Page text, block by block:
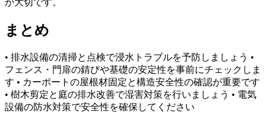
が大切です。
まとめ
• 排水設備の清掃と点検で浸水トラブルを予防しましょう •
フェンス・門扉の錆びや基礎の安定性を事前にチェックしま
す • カーポートの屋根材固定と構造安全性の確認が重要です
• 樹木剪定と庭の排水改善で湿害対策を行いましょう • 電気
設備の防水対策で安全性を確保してください